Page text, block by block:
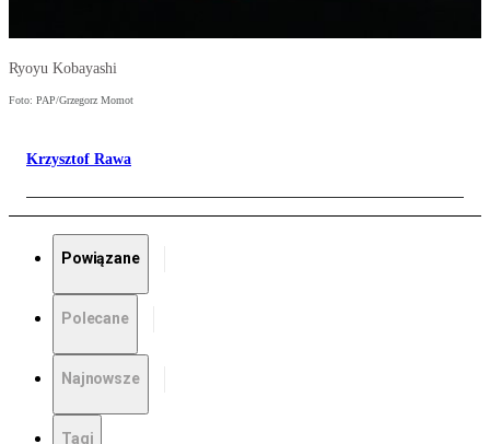
Ryoyu Kobayashi
Foto: PAP/Grzegorz Momot
Krzysztof Rawa
Powiązane
Polecane
Najnowsze
Tagi